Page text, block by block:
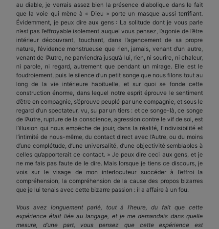
au diable, je verrais assez bien la présence diabolique dans le fait
que la voie qui mène à « Dieu » porte un masque aussi terrifiant.
Évidemment, je peux dire aux gens : La solitude dont je vous parle
n’est pas l’effroyable isolement auquel vous pensez, l’agonie de l’être
intérieur découvrant, touchant, dans l’agencement de sa propre
nature, l’évidence monstrueuse que rien, jamais, venant d’un autre,
venant de l’Autre, ne parviendra jusqu’à lui, rien, ni sourire, ni chaleur,
ni parole, ni regard, autrement que pendant un mirage. Elle est le
foudroiement, puis le silence d’un petit songe que nous filons tout au
long de la vie intérieure habituelle, et sur quoi se fonde cette
construction énorme, dans lequel notre esprit éprouve le sentiment
d’être en compagnie, s’éprouve peuplé par une compagnie, et sous le
regard d’un spectateur, vu, su par un tiers : et ce songe-là, ce songe
de l’Autre, rupture de la conscience, agression contre le vif de soi, est
l’illusion qui nous empêche de jouir, dans la réalité, l’indivisibilité et
l’intimité de nous-même, du contact direct avec l’Autre, ou du moins
d’une complétude, d’une universalité, d’une objectivité semblables à
celles qu’apporterait ce contact. » Je peux dire ceci aux gens, et je
ne me fais pas faute de le dire. Mais lorsque je tiens ce discours, je
vois sur le visage de mon interlocuteur succéder à l’effroi la
compréhension, la compréhension de la cause des propos bizarres
que je lui tenais avec cette bizarre passion : il a affaire à un fou.
Vous avez longuement parlé, tout à l’heure, du fait que cette
expérience était liée au langage, et je me demandais dans quelle
mesure, d’une part, vous pensez que cette expérience est